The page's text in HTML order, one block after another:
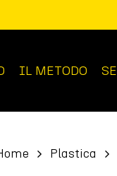
IL METODO
Plastica